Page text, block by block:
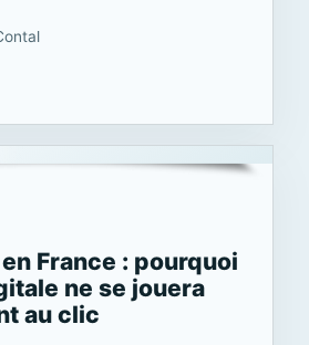
France : pourquoi
ne se jouera
au clic